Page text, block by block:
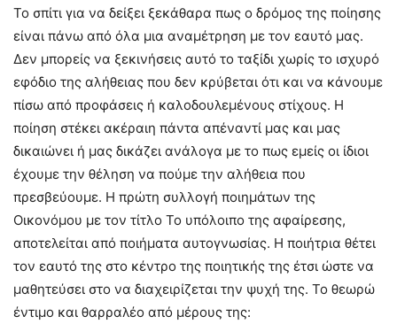
Το σπίτι για να δείξει ξεκάθαρα πως ο δρόμος της ποίησης
είναι πάνω από όλα μια αναμέτρηση με τον εαυτό μας.
Δεν μπορείς να ξεκινήσεις αυτό το ταξίδι χωρίς το ισχυρό
εφόδιο της αλήθειας που δεν κρύβεται ότι και να κάνουμε
πίσω από προφάσεις ή καλοδουλεμένους στίχους. Η
ποίηση στέκει ακέραιη πάντα απέναντί μας και μας
δικαιώνει ή μας δικάζει ανάλογα με το πως εμείς οι ίδιοι
έχουμε την θέληση να πούμε την αλήθεια που
πρεσβεύουμε. Η πρώτη συλλογή ποιημάτων της
Οικονόμου με τον τίτλο Το υπόλοιπο της αφαίρεσης,
αποτελείται από ποιήματα αυτογνωσίας. Η ποιήτρια θέτει
τον εαυτό της στο κέντρο της ποιητικής της έτσι ώστε να
μαθητεύσει στο να διαχειρίζεται την ψυχή της. Το θεωρώ
έντιμο και θαρραλέο από μέρους της: